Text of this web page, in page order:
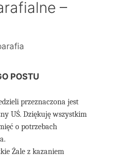
–
POSTU
przeznaczona jest
UŚ. Dziękuję wszystkim
o potrzebach
Żale z kazaniem